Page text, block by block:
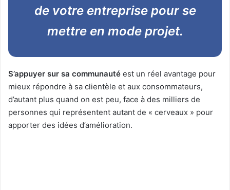
de votre entreprise pour se
mettre en mode projet.
S’appuyer sur sa communauté est un réel avantage pour
mieux répondre à sa clientèle et aux consommateurs,
d’autant plus quand on est peu, face à des milliers de
personnes qui représentent autant de « cerveaux » pour
apporter des idées d’amélioration.